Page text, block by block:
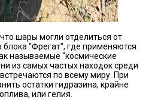
шары могли отделиться от
блока "Фрегат", где применяются
называемые "космические
из самых частых находок среди
по всему миру. При
остатки гидразина, крайне
или гелия.